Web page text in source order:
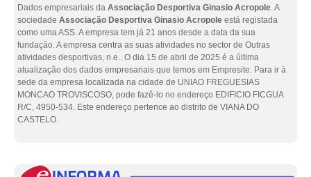
Dados empresariais da Associação Desportiva Ginasio Acropole. A
sociedade Associação Desportiva Ginasio Acropole está registada
como uma ASS. A empresa tem já 21 anos desde a data da sua
fundação. A empresa centra as suas atividades no sector de Outras
atividades desportivas, n.e.. O dia 15 de abril de 2025 é a última
atualização dos dados empresariais que temos em Empresite. Para ir à
sede da empresa localizada na cidade de UNIAO FREGUESIAS
MONCAO TROVISCOSO, pode fazê-lo no endereço EDIFICIO FICGUA
R/C, 4950-534. Este endereço pertence ao distrito de VIANA DO
CASTELO.